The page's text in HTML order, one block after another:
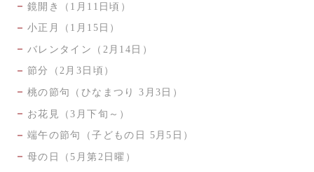
鏡開き（1月11日頃）
小正月（1月15日）
バレンタイン（2月14日）
節分（2月3日頃）
桃の節句（ひなまつり 3月3日）
お花見（3月下旬～）
端午の節句（子どもの日 5月5日）
母の日（5月第2日曜）